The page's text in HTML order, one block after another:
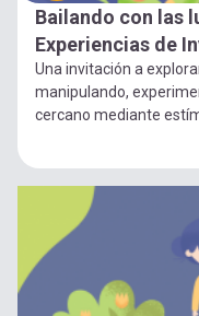
Bailando con las
Experiencias de
Una invitación a
manipulando,
cercano mediante